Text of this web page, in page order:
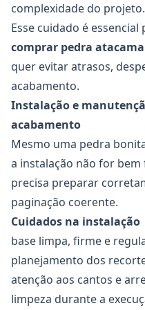
complexidade do projeto.
Esse cuidado é
comprar pedra
quer evitar atrasos,
acabamento.
Instalação e
acabamento
Mesmo uma pedra
a instalação não for bem
precisa preparar
paginação coerente.
Cuidados na instalação
base limpa, firme e
planejamento dos
atenção aos cantos e
limpeza durante a